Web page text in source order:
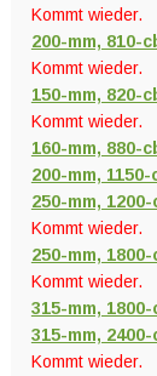
Kommt wieder.
200-mm, 810-
Kommt wieder.
150-mm, 820-
Kommt wieder.
160-mm, 880-
200-mm,
250-mm,
Kommt wieder.
250-mm,
Kommt wieder.
315-mm,
315-mm,
Kommt wieder.